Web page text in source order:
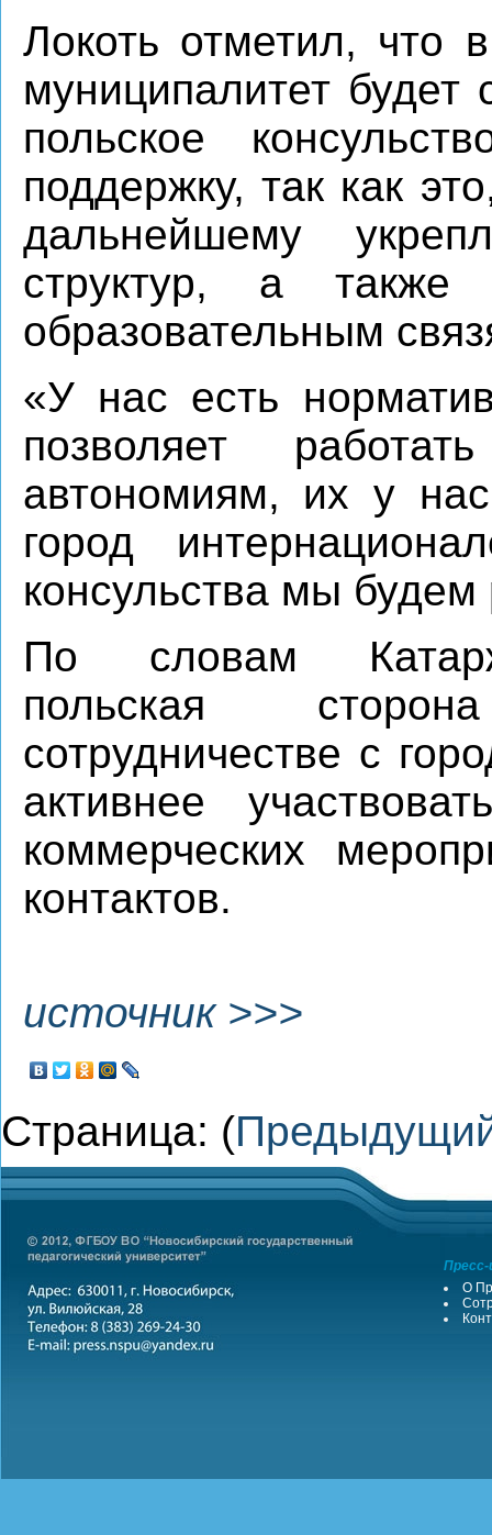
Локоть отметил, что
муниципалитет будет
польское
поддержку, так как
дальнейшему
структур, а
образовательным
«У нас есть
позволяет
автономиям, их у
город
консульства мы
По словам
польская
сотрудничестве с
активнее
коммерческих
контактов.
источник >>>
Страница: (
О